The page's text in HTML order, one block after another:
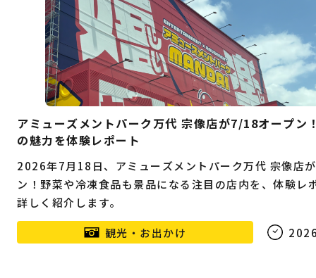
アミューズメントパーク万代 宗像店が7/18オープン
の魅力を体験レポート
2026年7月18日、アミューズメントパーク万代 宗像店
ン！野菜や冷凍食品も景品になる注目の店内を、体験レ
詳しく紹介します。
観光・お出かけ